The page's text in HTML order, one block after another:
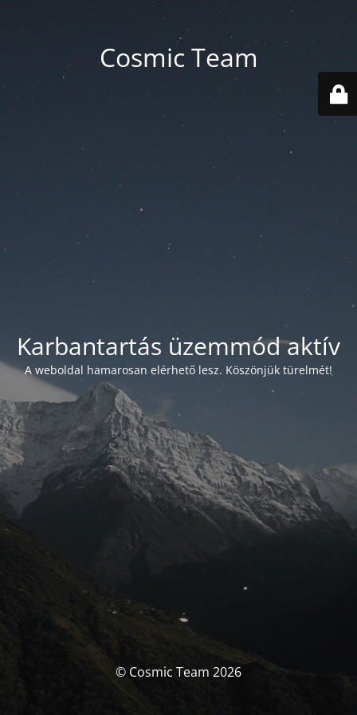
Cosmic Team
Karbantartás üzemmód aktív
A weboldal hamarosan elérhető lesz. Köszönjük türelmét!
© Cosmic Team 2026